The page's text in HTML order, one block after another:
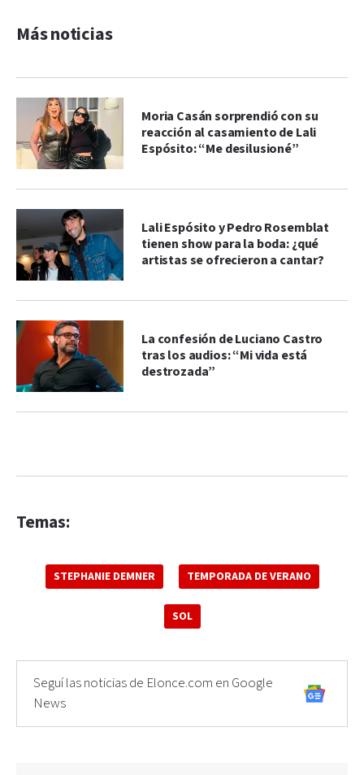
Más noticias
Moria Casán sorprendió con su
reacción al casamiento de Lali
Espósito: “Me desilusioné”
Lali Espósito y Pedro Rosemblat
tienen show para la boda: ¿qué
artistas se ofrecieron a cantar?
La confesión de Luciano Castro
tras los audios: “Mi vida está
destrozada”
Temas:
STEPHANIE DEMNER TEMPORADA DE VERANO
SOL
Seguí las noticias de Elonce.com en Google
News